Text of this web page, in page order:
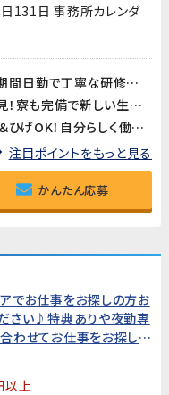
131日 事務所カレンダ
未経験者大歓迎！入社直後は一定期間日勤で丁寧な研修がありますので安心してスタートできます!
即日勤務OK！スグに働きたい方必見！寮も完備で新しい生活をすぐにスタートできます!
20代～40代男性活躍中!髪型自由＆ひげOK！自分らしく働けます!
注目ポイントをもっと見る
かんたん応募
でお仕事をお探しの方お
さい♪特典ありや夜勤専
わせてお仕事をお探しし
以上